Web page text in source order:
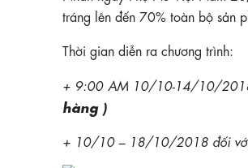
tráng lên đến 70% toàn bộ sản
Thời gian diễn ra chương trình:
+ 9:00 AM 10/10-14/10/2018
hàng )
+ 10/10 – 18/10/2018 đối với